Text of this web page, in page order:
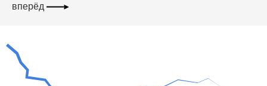
вперёд
элементы, дающие мужчинам силу
Энергия компонентов Бодрекс